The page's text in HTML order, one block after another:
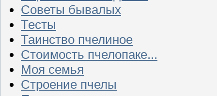
Советы бывалых
Тесты
Таинство пчелиное
Стоимость пчелопаке...
Моя семья
Строение пчелы